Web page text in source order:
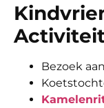
Bezoek aan